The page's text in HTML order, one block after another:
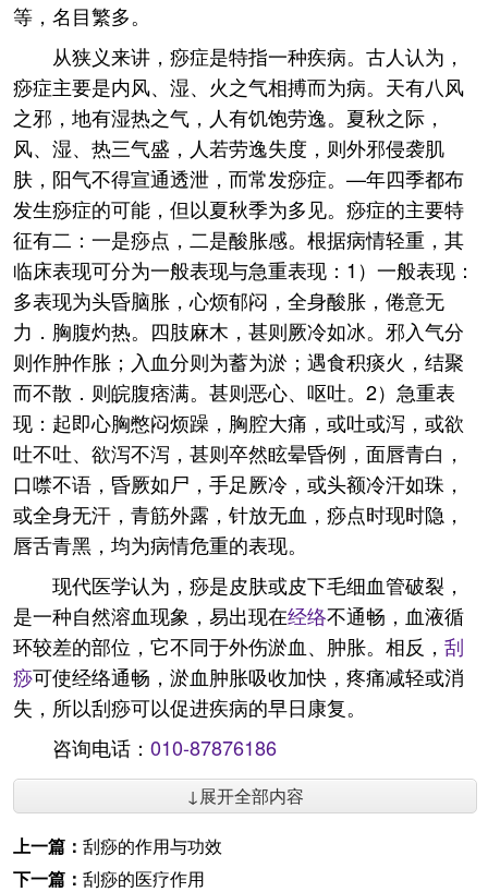
等，名目繁多。
从狭义来讲，痧症是特指一种疾病。古人认为，
痧症主要是内风、湿、火之气相搏而为病。天有八风
之邪，地有湿热之气，人有饥饱劳逸。夏秋之际，
风、湿、热三气盛，人若劳逸失度，则外邪侵袭肌
肤，阳气不得宣通透泄，而常发痧症。—年四季都布
发生痧症的可能，但以夏秋季为多见。痧症的主要特
征有二：一是痧点，二是酸胀感。根据病情轻重，其
临床表现可分为一般表现与急重表现：1）一般表现：
多表现为头昏脑胀，心烦郁闷，全身酸胀，倦意无
力．胸腹灼热。四肢麻木，甚则厥冷如冰。邪入气分
则作肿作胀；入血分则为蓄为淤；遇食积痰火，结聚
而不散．则皖腹痞满。甚则恶心、呕吐。2）急重表
现：起即心胸憋闷烦躁，胸腔大痛，或吐或泻，或欲
吐不吐、欲泻不泻，甚则卒然眩晕昏例，面唇青白，
口噤不语，昏厥如尸，手足厥冷，或头额冷汗如珠，
或全身无汗，青筋外露，针放无血，痧点时现时隐，
唇舌青黑，均为病情危重的表现。
现代医学认为，痧是皮肤或皮下毛细血管破裂，
是一种自然溶血现象，易出现在经络不通畅，血液循
环较差的部位，它不同于外伤淤血、肿胀。相反， 刮
痧可使经络通畅，淤血肿胀吸收加快，疼痛减轻或消
失，所以刮痧可以促进疾病的早日康复。
咨询电话： 010-87876186
↓展开全部内容
上一篇： 刮痧的作用与功效
下一篇： 刮痧的医疗作用